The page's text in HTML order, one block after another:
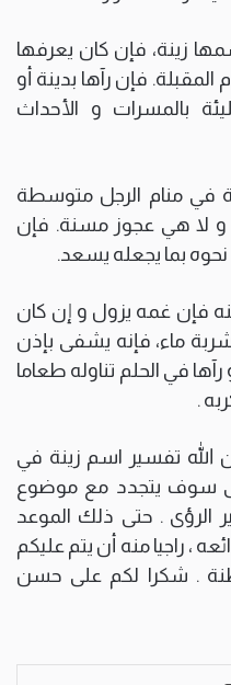
زينة، فإن كان يعرفها
فإن رآها بدينة أو
بالمسرات و الأحداث
في منام الرجل متوسطة
و لا هي عجوز مسنة. فإن
بما يجعله يسعد.
فإن غمه يزول و إن كان
ماء، فإنه يشفى بإذن
في الحلم تناوله طعاما
.
الله تفسير اسم زينة في
سوف يتجدد مع موضوع
الرؤى . حتى ذلك الموعد
، راجيا منه أن يتم عليكم
. شكرا لكم على حسن